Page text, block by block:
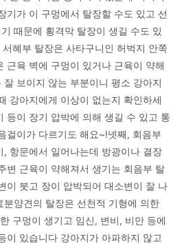
기가 이 구멍에서 탈장할 수도 있고 선
때문에 횡격막 탈장이 생길 수도 있
혜부 탈장은 사타구니인 허벅지 안쪽
근육 벽에 구멍이 있거나 근육이 약해
보이지 않는 부분이니 평소 강아지
강아지에게 이상이 없는지 확인하세
등이 장기 압박에 의해 생길 수 있고 통
걸이가 다르기도 해요~!넷째, 회음부
, 항문에서 일어나는데 방광이나 결장
변 근육이 약해져서 생기는 회음부 탈
이 붓고 장이 압박되어 대소변이 잘 나
분양견의 탈장은 선천적 기형에 의한
구멍이 생기고 임신, 변비, 비만 등에
이 있습니다 강아지가 아파하지 않고